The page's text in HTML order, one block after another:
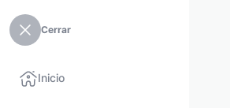
Cerrar
Inicio